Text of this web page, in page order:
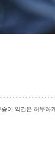
이 약간은 허무하